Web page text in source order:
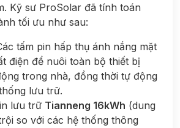
Kỹ sư ProSolar đã tính toán
tối ưu như sau:
tấm pin hấp thụ ánh nắng mặt
điện để nuôi toàn bộ thiết bị
trong nhà, đồng thời tự động
lưu trữ.
lưu trữ Tianneng 16kWh (dung
so với các hệ thống thông